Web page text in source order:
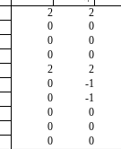
2
2
0
0
0
0
0
0
2
2
0
-1
0
-1
0
0
0
0
0 0